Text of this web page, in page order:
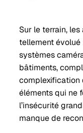
Sur le terrain,
tellement
systèmes
bâtiments,
complexification
éléments qui ne
l’insécurité
manque de